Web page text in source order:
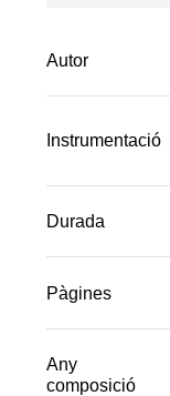
Autor
Instrumentació
Durada
Pàgines
Any
composició